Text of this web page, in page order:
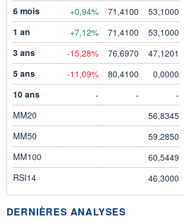
6 mois
+0,94% 71,4100
53,1000
1 an
+7,12% 71,4100
53,1000
3 ans
-15,28% 76,6970
47,1201
5 ans
-11,09% 80,4100
0,0000
10 ans
- -
-
MM20
56,8345
MM50
59,2850
MM100
60,5449
RSI14
46,3000
DERNIÈRES ANALYSES